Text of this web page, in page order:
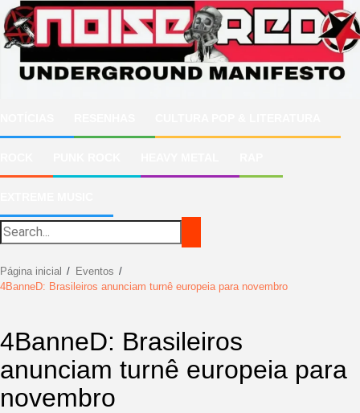
para
o
conteúdo
Página inicial
Eventos
4BanneD: Brasileiros anunciam turnê europeia para novembro
4BanneD: Brasileiros
anunciam turnê europeia para
novembro